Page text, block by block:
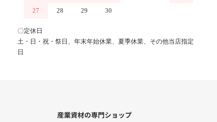
27 28 29 30
〇定休日
土・日・祝・祭日、年末年始休業、夏季休業、その他当店指定
日